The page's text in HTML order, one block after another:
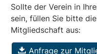
Sollte der Verein in
sein, füllen Sie bitte
Mitgliedschaft aus:
Anfrage zur